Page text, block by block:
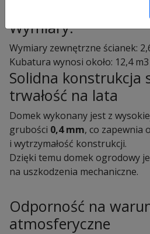
Wymiary:
Wymiary zewnętrzne ścianek:
Kubatura wynosi około: 12,4 m3
Solidna konstrukcja
trwałość na lata
Domek wykonany jest z
grubości 0,4 mm, co zapewnia
i wytrzymałość konstrukcji.
Dzięki temu domek ogrodowy
na uszkodzenia mechaniczne.
Odporność na
atmosferyczne